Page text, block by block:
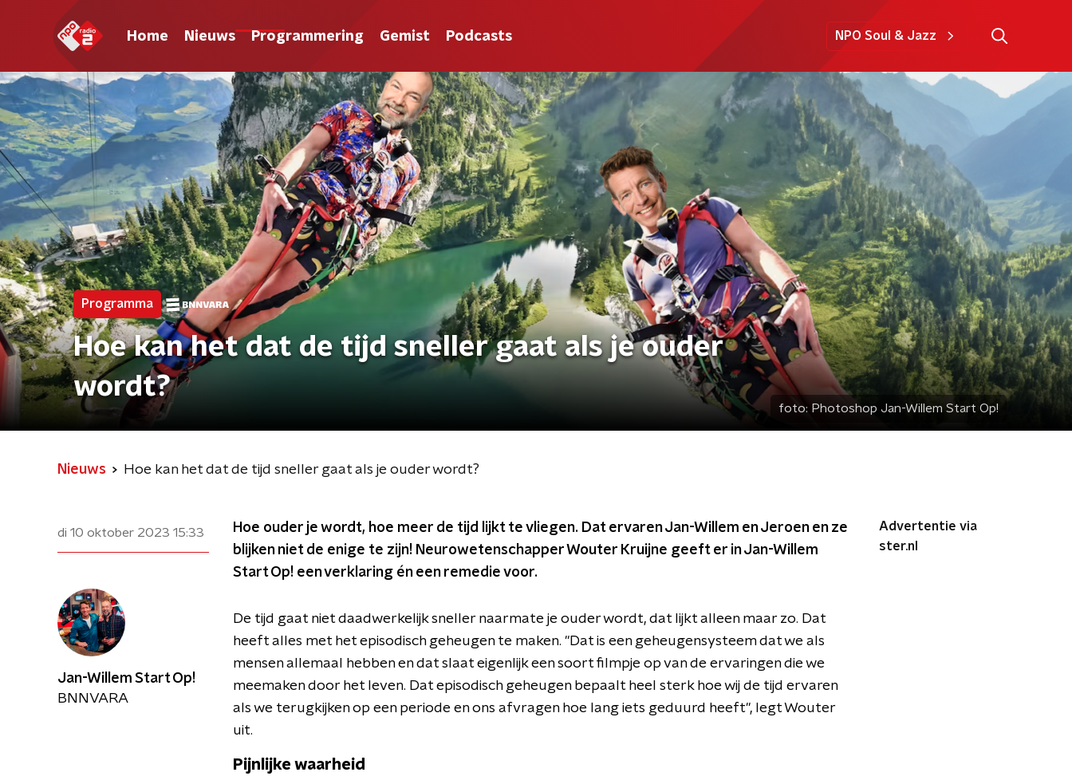
Home Nieuws Programmering Gemist Podcasts NPO Soul & Jazz
Programma
Hoe kan het dat de tijd sneller gaat als je ouder
wordt?
foto: Photoshop Jan-Willem Start Op!
Nieuws Hoe kan het dat de tijd sneller gaat als je ouder wordt?
di 10 oktober 2023 15:33
Hoe ouder je wordt, hoe meer de tijd lijkt te vliegen. Dat ervaren Jan-Willem en Jeroen en ze
blijken niet de enige te zijn! Neurowetenschapper Wouter Kruijne geeft er in Jan-Willem
Start Op! een verklaring én een remedie voor.
De tijd gaat niet daadwerkelijk sneller naarmate je ouder wordt, dat lijkt alleen maar zo. Dat
heeft alles met het episodisch geheugen te maken. "Dat is een geheugensysteem dat we als
mensen allemaal hebben en dat slaat eigenlijk een soort filmpje op van de ervaringen die we
meemaken door het leven. Dat episodisch geheugen bepaalt heel sterk hoe wij de tijd ervaren
als we terugkijken op een periode en ons afvragen hoe lang iets geduurd heeft", legt Wouter
uit.
Pijnlijke waarheid
Advertentie via
ster.nl
Jan-Willem Start Op!
BNNVARA